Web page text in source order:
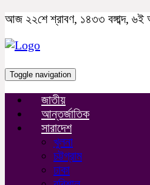
আজ ২২শে শ্রাবণ, ১৪৩৩ বঙ্গাব্দ,
Toggle navigation
জাতীয়
আন্তর্জাতিক
সারাদেশ
খুলনা
চট্টগ্রাম
ঢাকা